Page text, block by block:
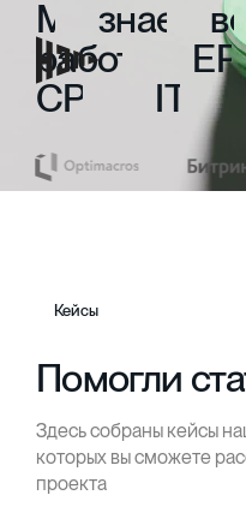
Мы знаем все
работы
CPM
ITIL
ECM
Кейсы
Помогли
Здесь собраны кейсы
которых вы сможете
проекта